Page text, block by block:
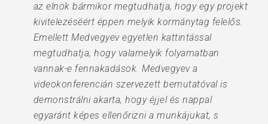
az elnök bármikor megtudhatja, hogy egy projekt
kivitelezéséért éppen melyik kormánytag felelős.
Emellett Medvegyev egyetlen kattintással
megtudhatja, hogy valamelyik folyamatban
vannak-e fennakadások. Medvegyev a
videokonferencián szervezett bemutatóval is
demonstrálni akarta, hogy éjjel és nappal
egyaránt képes ellenőrizni a munkájukat, s